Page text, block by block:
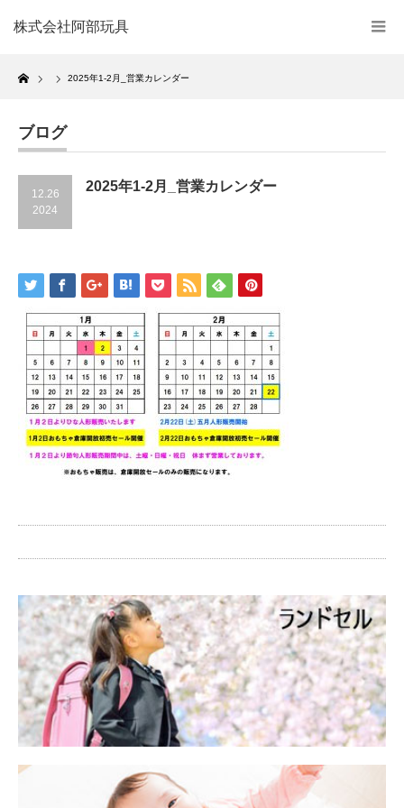
株式会社阿部玩具
Home
2025年1-2月_営業カレンダー
ブログ
12.26
2024
2025年1-2月_営業カレンダー